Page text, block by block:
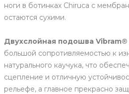
ноги в ботинках Chiruca с
остаются сухими.
Двухслойная подошва
большой сопротивляемостью к
натурального каучука, что
сцепление и отличную
рельефе, а главное прекрасно